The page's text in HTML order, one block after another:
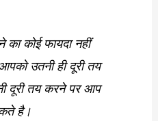
का कोई फायदा नहीं
उतनी ही दूरी तय
दूरी तय करने पर आप
है।